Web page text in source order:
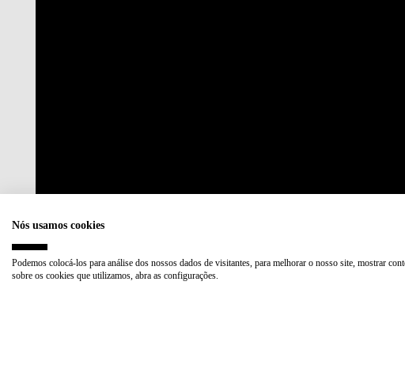
Acreditações:
Nós usamos cookies
Podemos colocá-los para análise dos nossos dados de visitantes, para melhorar o nosso site, mostrar
sobre os cookies que utilizamos, abra as configurações.